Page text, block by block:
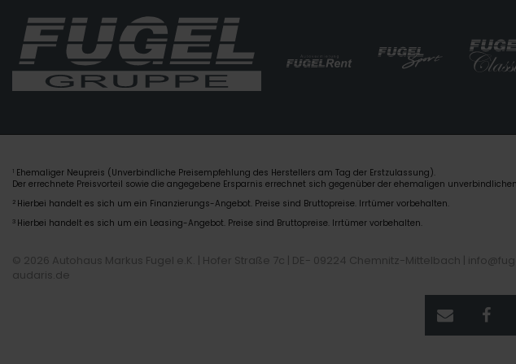
1 Ehemaliger Neupreis (Unverbindliche Preisempfehlung des Herstellers am Tag der Erstzulassung).
Der errechnete Preisvorteil sowie die angegebene Ersparnis errechnet sich gegenüber der ehemaligen
2 Hierbei handelt es sich um ein Finanzierungs-Angebot. Preise sind Bruttopreise. Irrtümer vorbehalten.
3 Hierbei handelt es sich um ein Leasing-Angebot. Preise sind Bruttopreise. Irrtümer vorbehalten.
© 2026 Autohaus Markus Fugel e.K. | Hofer Straße 7c | DE- 09224 Chemnitz-Mittelbach |
audaris.de